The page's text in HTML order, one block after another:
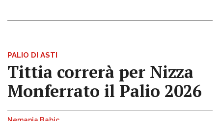
PALIO DI ASTI
Tittia correrà per Nizza
Monferrato il Palio 2026